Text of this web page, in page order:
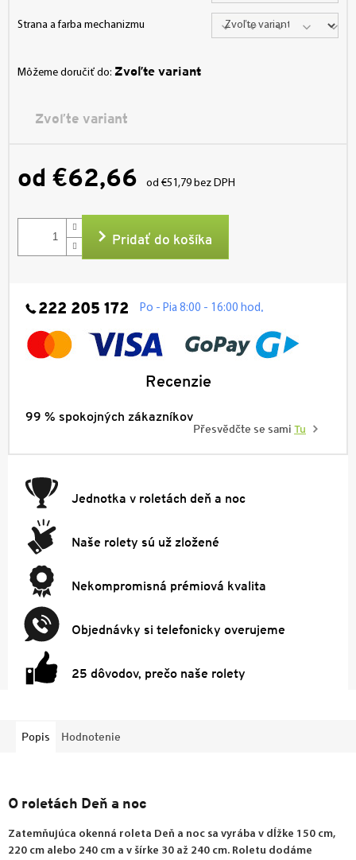
od €62,66 od €51,79 bez DPH
cena:
Strana a farba mechanizmu
Môžeme doručiť do: Zvoľte variant
Zvoľte variant
Pridať do košíka
222 205 172 Po - Pia 8:00 - 16:00 hod .
Recenzie
99 % spokojných zákazníkov
Přesvědčte se sami Tu
Jednotka v roletách deň a noc
Naše rolety sú už zložené
Nekompromisná prémiová kvalita
Objednávky si telefonicky overujeme
25 dôvodov, prečo naše rolety
Popis Hodnotenie
O roletách Deň a noc
Zatemňujúca okenná roleta Deň a noc sa vyrába v dĺžke 150 cm,
220 cm alebo 240 cm a v šírke 30 až 240 cm. Roletu dodáme